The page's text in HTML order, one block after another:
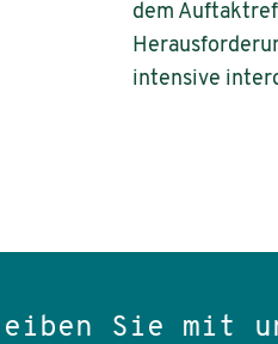
dem
intensive
Sie mit